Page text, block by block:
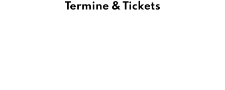
Termine & Tickets